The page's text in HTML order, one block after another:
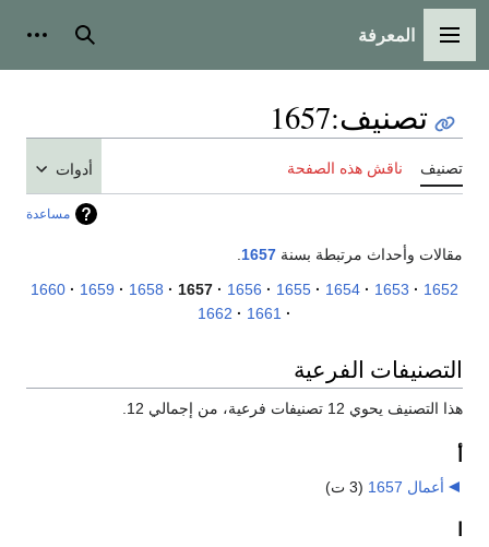
القائمة الرئيسية
المعرفة بحث
تصنيف:
1657
تصنيف ناقش هذه الصفحة أدوات
مساعدة
مقالات وأحداث مرتبطة بسنة 1657
1652
1653
1654
1655
1656
1657
1658
1659
1660
1661
1662
التصنيفات الفرعية
هذا التصنيف يحوي 12 تصنيفات فرعية، من إجمالي 12.
أعمال 1657 (3 ت)